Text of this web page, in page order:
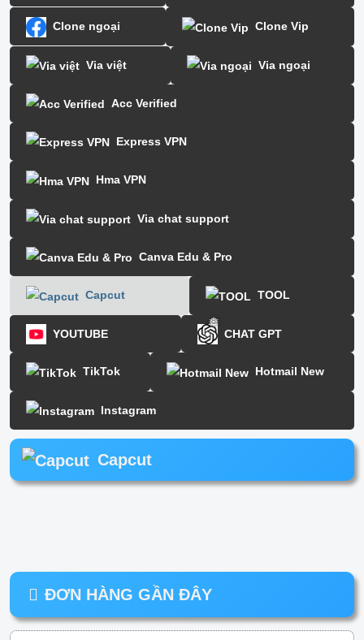
Clone ngoại Clone Vip
Via việt Via ngoại
Acc Verified
Express VPN
Hma VPN
Via chat support
Canva Edu & Pro
Capcut TOOL
YOUTUBE CHAT GPT
TikTok Hotmail New
Instagram
Capcut
ĐƠN HÀNG GẦN ĐÂY